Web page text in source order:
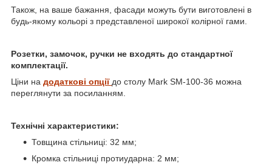
Також, на ваше бажання, фасади можуть бути виготовлені в
будь-якому кольорі з представленої широкої колірної гами.
Розетки, замочок, ручки не входять до стандартної
комплектації.
Ціни на додаткові опції до столу Mark SM-100-36 можна
переглянути за посиланням.
Технічні характеристики:
Товщина стільниці: 32 мм;
Кромка стільниці протиударна: 2 мм;